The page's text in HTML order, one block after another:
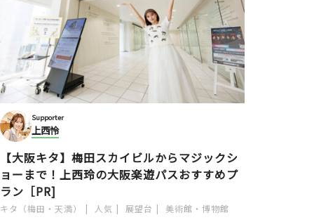
Supporter
上西怜
【大阪キタ】梅田スカイビルからマジックシ
ョーまで！上西玲の大阪楽遊パスおすすめプ
ラン［PR]
キタ（梅田・天満） 人気 展望台 美術館・博物館